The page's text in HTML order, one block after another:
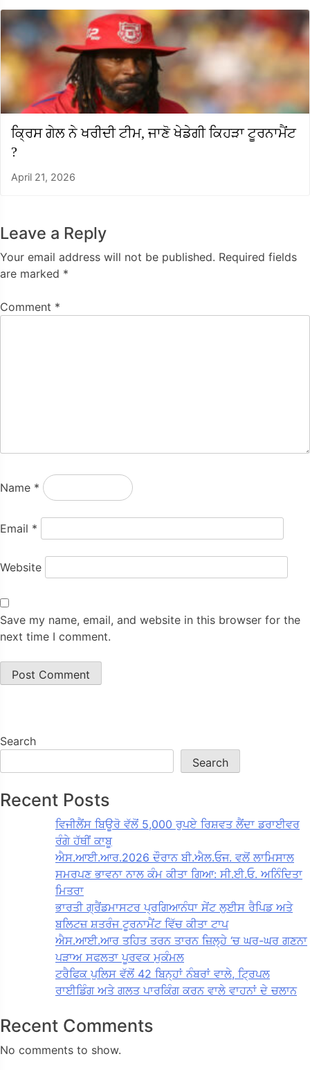
ਕ੍ਰਿਸ ਗੇਲ ਨੇ ਖਰੀਦੀ ਟੀਮ, ਜਾਣੋ ਖੇਡੇਗੀ ਕਿਹੜਾ ਟੂਰਨਾਮੈਂਟ
?
April 21, 2026
Leave a Reply
Your email address will not be published. Required fields
are marked *
Comment *
Name *
Email *
Website
Save my name, email, and website in this browser for the
next time I comment.
Search
Search
Recent Posts
ਵਿਜੀਲੈਂਸ ਬਿਊਰੋ ਵੱਲੋਂ 5,000 ਰੁਪਏ ਰਿਸ਼ਵਤ ਲੈਂਦਾ ਡਰਾਈਵਰ
ਰੰਗੇ ਹੱਥੀਂ ਕਾਬੂ
ਐਸ.ਆਈ.ਆਰ.2026 ਦੌਰਾਨ ਬੀ.ਐਲ.ਓਜ. ਵਲੋਂ ਲਾਮਿਸਾਲ
ਸਮਰਪਣ ਭਾਵਨਾ ਨਾਲ ਕੰਮ ਕੀਤਾ ਗਿਆ: ਸੀ.ਈ.ਓ. ਅਨਿੰਦਿਤਾ
ਮਿਤਰਾ
ਭਾਰਤੀ ਗ੍ਰੈਂਡਮਾਸਟਰ ਪ੍ਰਗਿਆਨੰਧਾ ਸੇਂਟ ਲੁਈਸ ਰੈਪਿਡ ਅਤੇ
ਬਲਿਟਜ਼ ਸ਼ਤਰੰਜ ਟੂਰਨਾਮੈਂਟ ਵਿੱਚ ਕੀਤਾ ਟਾਪ
ਐਸ.ਆਈ.ਆਰ ਤਹਿਤ ਤਰਨ ਤਾਰਨ ਜ਼ਿਲ੍ਹੇ ‘ਚ ਘਰ-ਘਰ ਗਣਨਾ
ਪੜਾਅ ਸਫਲਤਾ ਪੂਰਵਕ ਮੁਕੰਮਲ
ਟਰੈਫਿਕ ਪੁਲਿਸ ਵੱਲੋਂ 42 ਬਿਨ੍ਹਾਂ ਨੰਬਰਾਂ ਵਾਲੇ, ਟ੍ਰਿਪਲ
ਰਾਈਡਿੰਗ ਅਤੇ ਗਲਤ ਪਾਰਕਿੰਗ ਕਰਨ ਵਾਲੇ ਵਾਹਨਾਂ ਦੇ ਚਲਾਨ
Recent Comments
No comments to show.